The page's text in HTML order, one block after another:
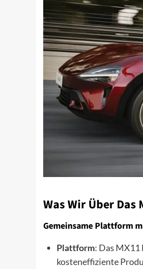
Was Wir Über Das
Gemeinsame Plattform
Plattform: Das MX11
kosteneffiziente